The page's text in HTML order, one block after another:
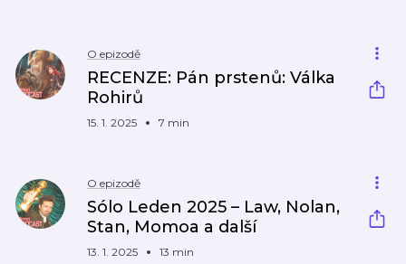
O epizodě
RECENZE: Pán prstenů: Válka
Rohirů
15. 1. 2025 7 min
O epizodě
Sólo Leden 2025 – Law, Nolan,
Stan, Momoa a další
13. 1. 2025 13 min